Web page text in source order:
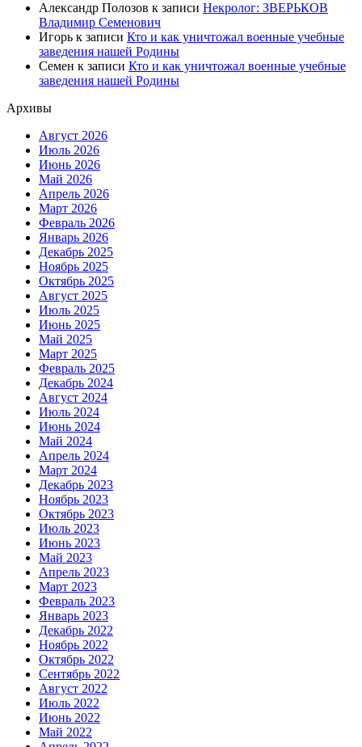
Александр Полозов к записи Некролог: ЗВЕРЬКОВ
Владимир Семенович
Игорь к записи Кто и как уничтожал военные учебные
заведения нашей Родины
Семен к записи Кто и как уничтожал военные учебные
заведения нашей Родины
Архивы
Август 2026
Июль 2026
Июнь 2026
Май 2026
Апрель 2026
Март 2026
Февраль 2026
Январь 2026
Декабрь 2025
Ноябрь 2025
Октябрь 2025
Август 2025
Июль 2025
Июнь 2025
Май 2025
Март 2025
Февраль 2025
Декабрь 2024
Август 2024
Июль 2024
Июнь 2024
Май 2024
Апрель 2024
Март 2024
Декабрь 2023
Ноябрь 2023
Октябрь 2023
Июль 2023
Июнь 2023
Май 2023
Апрель 2023
Март 2023
Февраль 2023
Январь 2023
Декабрь 2022
Ноябрь 2022
Октябрь 2022
Сентябрь 2022
Август 2022
Июль 2022
Июнь 2022
Май 2022